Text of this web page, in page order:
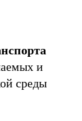
и
среды